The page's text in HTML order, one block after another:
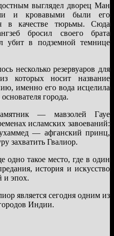
выглядел дворец Ман
и кровавыми были его
в качестве тюрьмы. Сюда
бросил своего брата
убит в подземной темнице
несколько резервуаров для
которых носит название
именно его вода исцелила
города.
— мавзолей Гауе
исламских завоеваний:
— афганский принц,
захватить Гвалиор.
одно такое место, где в один
история и искусство
и эпох.
является сегодня одним из
Индии.